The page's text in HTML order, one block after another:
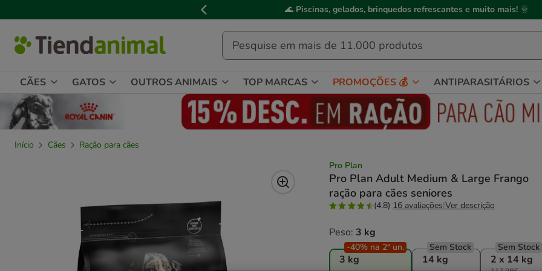
de
mensagem,
🌊 Piscinas, gelados, brinquedos refrescantes e muito mais! 🌞
CÃES GATOS OUTROS ANIMAIS TOP MARCAS PROMOÇÕES 💰 ANTIPARASITÁRIOS
Início Cães
Ração para cães
Pro Plan
Pro Plan Adult Medium & Large Frango
ração para cães seniores
(4.8) 16 avaliações|Ver descrição
Peso: 3 kg
3 kg
-40% na 2ª un.
14 kg
Sem Stock
2 x 14 kg
Sem Stock